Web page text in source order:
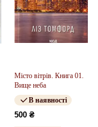
Місто вітрів. Книга 01.
Вище неба
В наявності
500 ₴